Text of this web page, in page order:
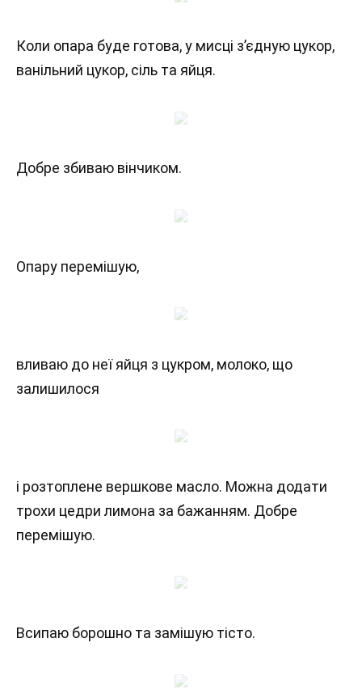
Коли опара буде готова, у мисці з’єдную цукор,
ванільний цукор, сіль та яйця.
Добре збиваю вінчиком.
Опару перемішую,
вливаю до неї яйця з цукром, молоко, що
залишилося
і розтоплене вершкове масло. Можна додати
трохи цедри лимона за бажанням. Добре
перемішую.
Всипаю борошно та замішую тісто.